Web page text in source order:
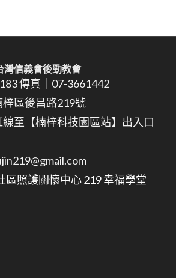
灣信義會後勁教會
傳真｜07-3661442
區後昌路219號
至【楠梓科技園區站】出入口
區照護關懷中心 219 幸福學堂